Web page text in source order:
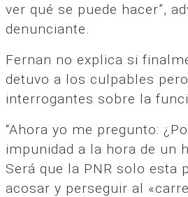
ver qué se puede hacer”,
denunciante.
Fernan no explica si
detuvo a los culpables
interrogantes sobre la
“Ahora yo me pregunto:
impunidad a la hora de un
Será que la PNR solo esta
acosar y perseguir al